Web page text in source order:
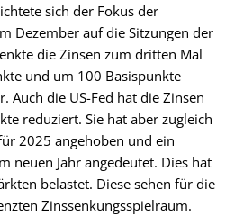
sich der Fokus der
Dezember auf die Sitzungen der
die Zinsen zum dritten Mal
und um 100 Basispunkte
Auch die US-Fed hat die Zinsen
reduziert. Sie hat aber zugleich
2025 angehoben und ein
neuen Jahr angedeutet. Dies hat
belastet. Diese sehen für die
Zinssenkungsspielraum.